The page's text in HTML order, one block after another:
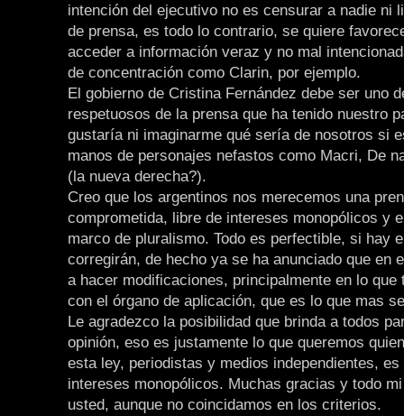
intención del ejecutivo no es censurar a nadie ni
de prensa, es todo lo contrario, se quiere
acceder a información veraz y no mal
de concentración como Clarin, por ejemplo.
El gobierno de Cristina Fernández debe ser uno
respetuosos de la prensa que ha tenido nuestro
gustaría ni imaginarme qué sería de nosotros si
manos de personajes nefastos como Macri, De
(la nueva derecha?).
Creo que los argentinos nos merecemos una
comprometida, libre de intereses monopólicos y
marco de pluralismo. Todo es perfectible, si hay
corregirán, de hecho ya se ha anunciado que en
a hacer modificaciones, principalmente en lo que
con el órgano de aplicación, que es lo que mas
Le agradezco la posibilidad que brinda a todos
opinión, eso es justamente lo que queremos
esta ley, periodistas y medios independientes,
intereses monopólicos. Muchas gracias y todo
usted, aunque no coincidamos en los criterios.